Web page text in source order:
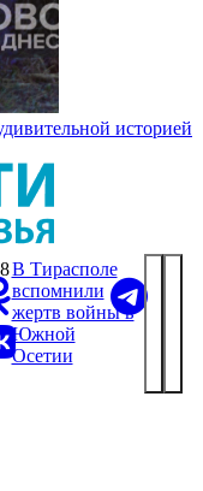
историей
В Тирасполе
вспомнили
жертв войны в
Южной
Осетии